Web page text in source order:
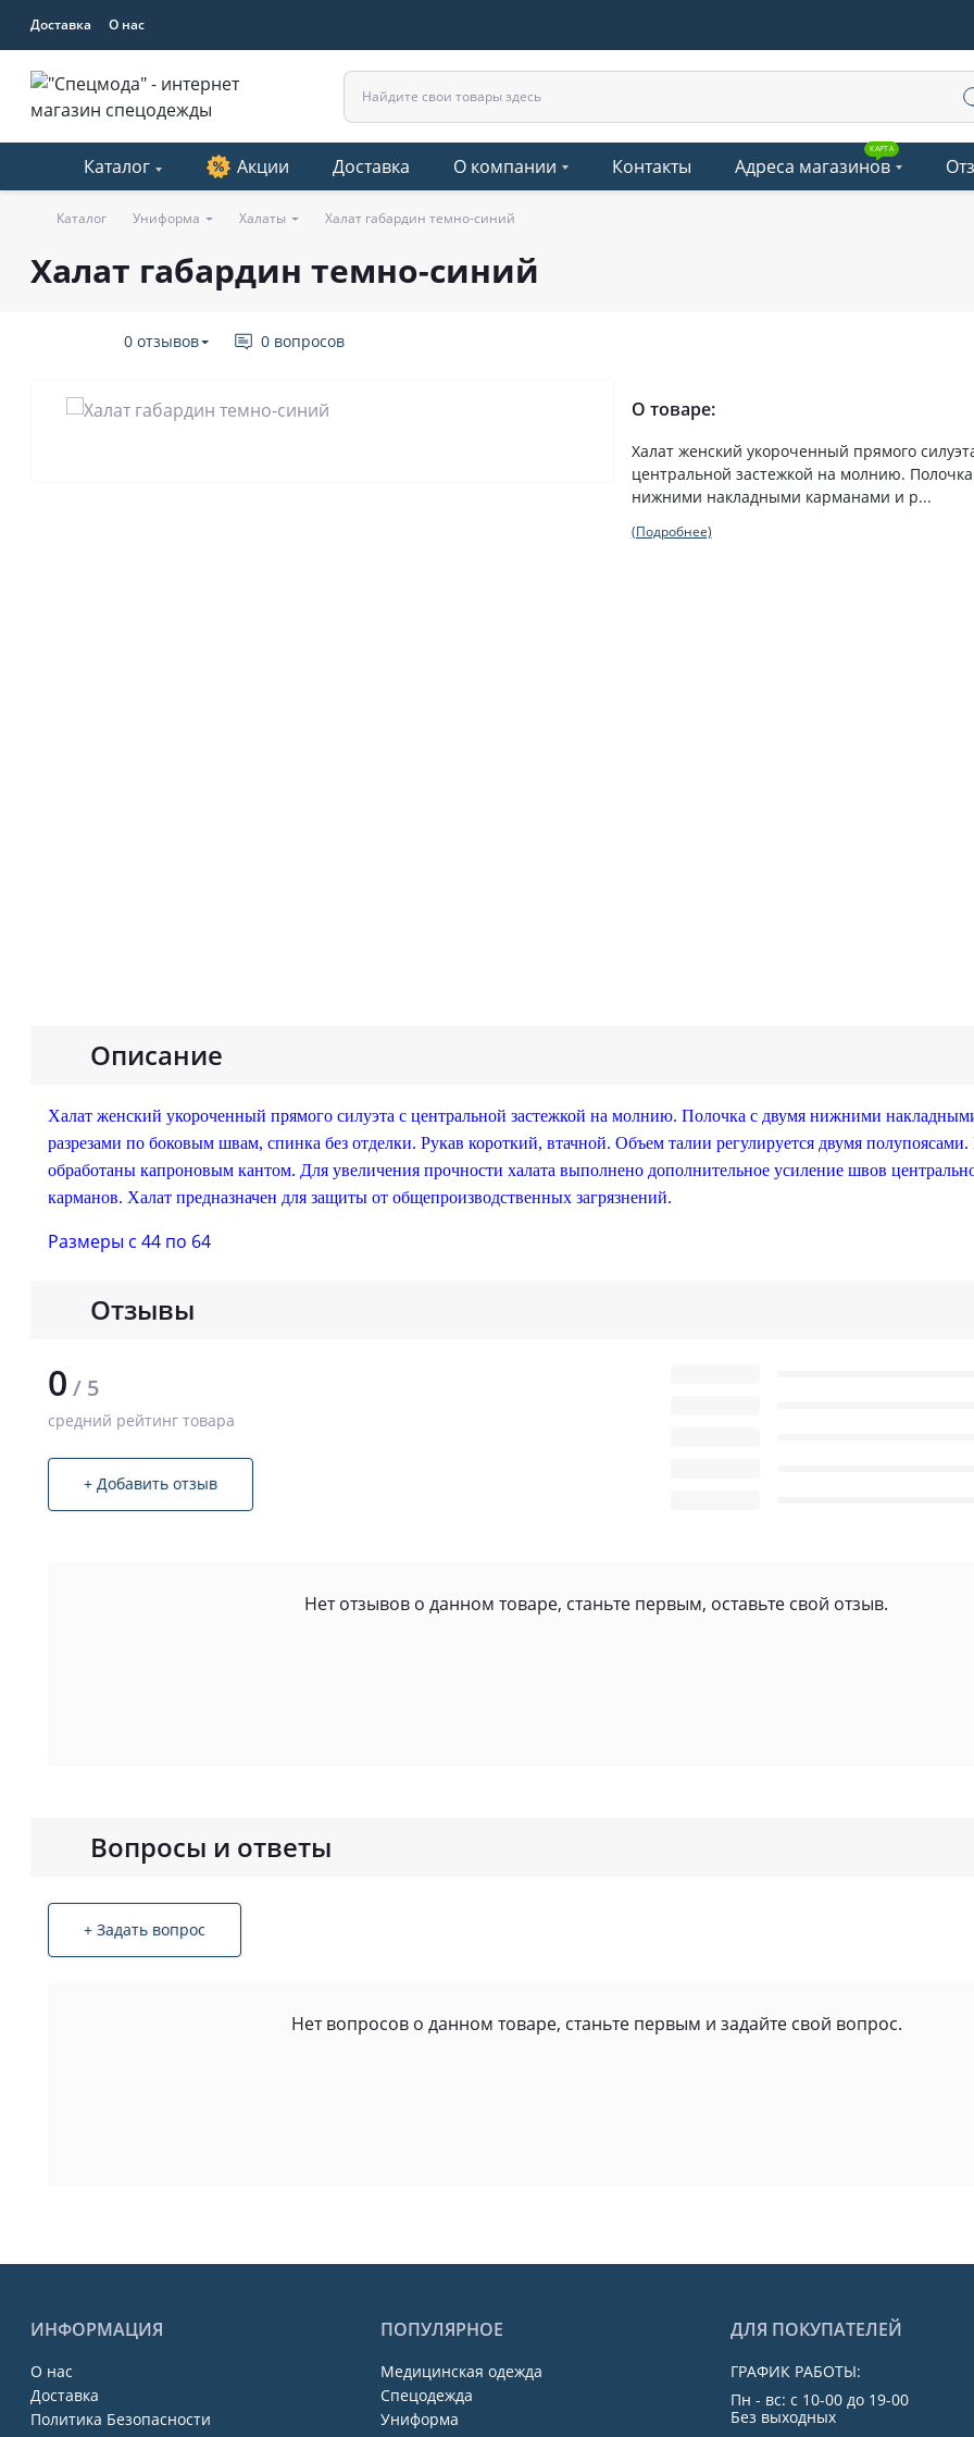
Доставка О нас
Каталог Акции Доставка О компании Контакты
КАРТА
Адреса магазинов
Каталог Униформа Халаты Халат габардин темно-синий
Халат габардин темно-синий
0 отзывов 0 вопросов
О товаре:
Халат женский укороченный прямого
центральной застежкой на молнию.
нижними накладными карманами и р...
(Подробнее)
Описание
Халат женский укороченный прямого силуэта с центральной застежкой на молнию. Полочка с двумя нижними
разрезами по боковым швам, спинка без отделки. Рукав короткий, втачной. Объем талии регулируется двумя полупоясами.
обработаны капроновым кантом. Для увеличения прочности халата выполнено дополнительное усиление швов
карманов. Халат предназначен для защиты от общепроизводственных загрязнений.
Размеры с 44 по 64
Отзывы
0 / 5
средний рейтинг товара
+ Добавить отзыв
Нет отзывов о данном товаре, станьте первым, оставьте свой отзыв.
Вопросы и ответы
+ Задать вопрос
Нет вопросов о данном товаре, станьте первым и задайте свой вопрос.
ИНФОРМАЦИЯ
О нас
Доставка
Политика Безопасности
ПОПУЛЯРНОЕ
Медицинская одежда
Спецодежда
Униформа
ДЛЯ ПОКУПАТЕЛЕЙ
ГРАФИК РАБОТЫ:
Пн - вс: с 10-00 до 19-00
Без выходных